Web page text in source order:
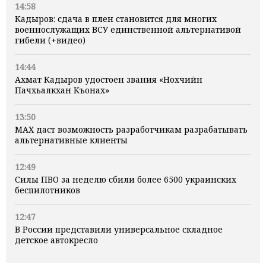
14:58
Кадыров: сдача в плен становится для многих
военнослужащих ВСУ единственной альтернативой
гибели (+видео)
14:44
Ахмат Кадыров удостоен звания «Нохчийн
Пачхьалкхан Къонах»
13:50
MAX даст возможность разработчикам разрабатывать
альтернативные клиенты
12:49
Силы ПВО за неделю сбили более 6500 украинских
беспилотников
12:47
В России представили универсальное складное
детское автокресло